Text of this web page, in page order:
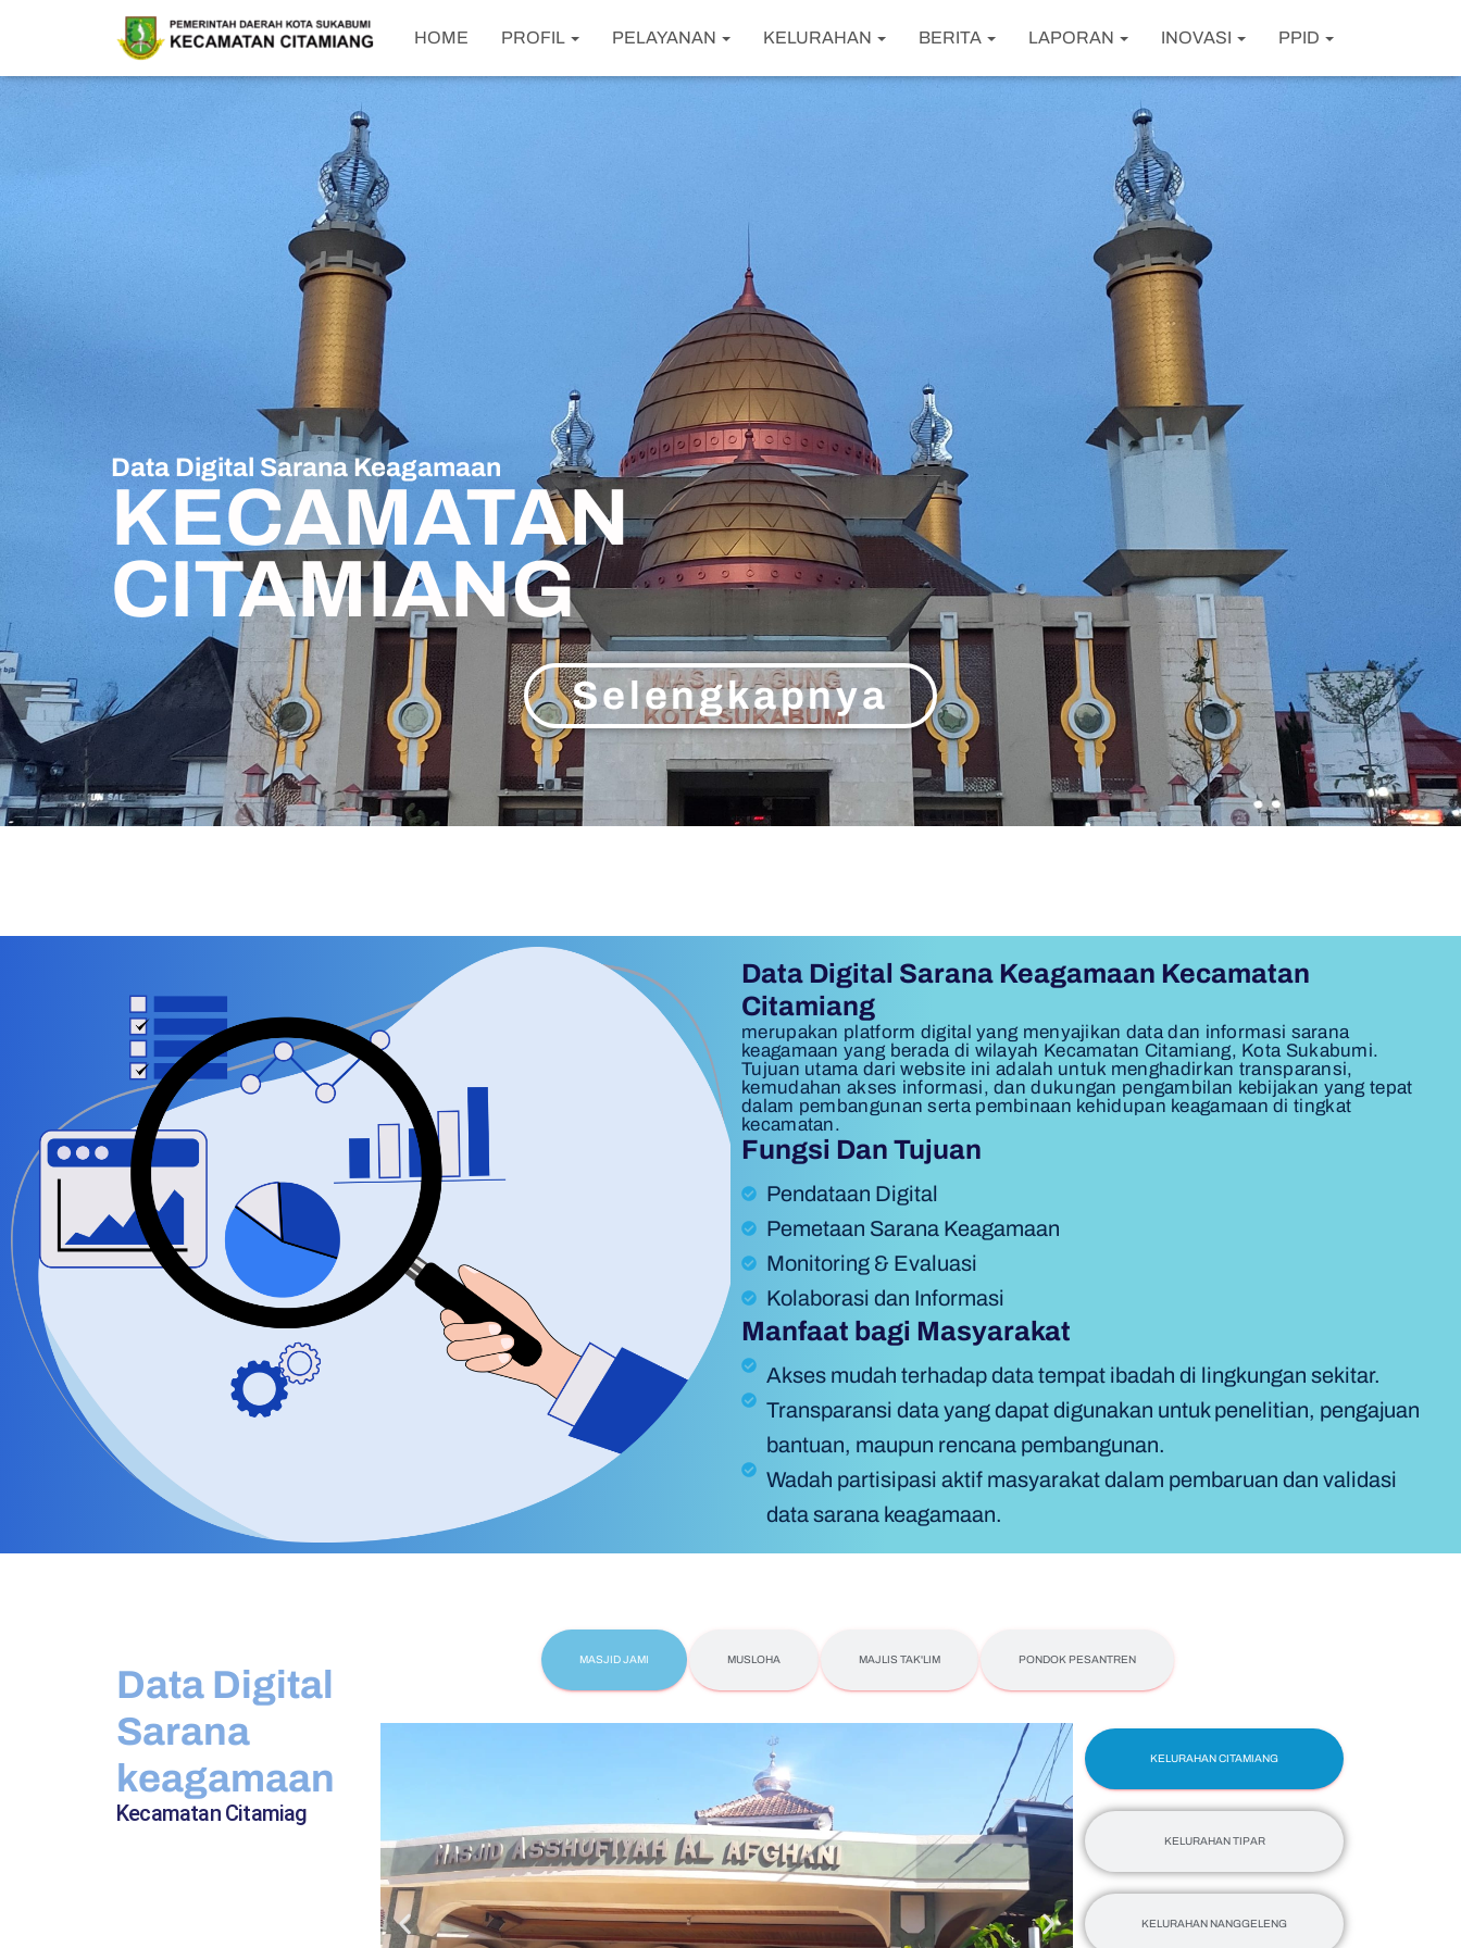
HOME PROFIL PELAYANAN KELURAHAN BERITA LAPORAN INOVASI PPID
Data Digital Sarana Keagamaan
KECAMATAN
CITAMIANG
Selengkapnya
Data Digital Sarana Keagamaan Kecamatan
Citamiang
merupakan platform digital yang menyajikan data dan informasi sarana
keagamaan yang berada di wilayah Kecamatan Citamiang, Kota Sukabumi.
Tujuan utama dari website ini adalah untuk menghadirkan transparansi,
kemudahan akses informasi, dan dukungan pengambilan kebijakan yang tepat
dalam pembangunan serta pembinaan kehidupan keagamaan di tingkat
kecamatan.
Fungsi Dan Tujuan
Pendataan Digital
Pemetaan Sarana Keagamaan
Monitoring & Evaluasi
Kolaborasi dan Informasi
Manfaat bagi Masyarakat
Akses mudah terhadap data tempat ibadah di lingkungan sekitar.
Transparansi data yang dapat digunakan untuk penelitian, pengajuan
bantuan, maupun rencana pembangunan.
Wadah partisipasi aktif masyarakat dalam pembaruan dan validasi
data sarana keagamaan.
Data Digital
Sarana
keagamaan
Kecamatan Citamiag
MASJID JAMI MUSLOHA MAJLIS TAK'LIM PONDOK PESANTREN
KELURAHAN CITAMIANG
KELURAHAN TIPAR
KELURAHAN NANGGELENG